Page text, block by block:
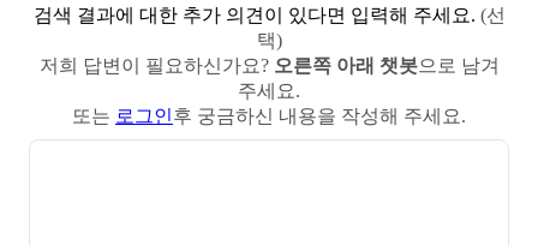
검색 결과에 대한 추가 의견이 있다면 입력해 주세요. (선
택)
저희 답변이 필요하신가요? 오른쪽 아래 챗봇으로 남겨
주세요.
또는 로그인후 궁금하신 내용을 작성해 주세요.